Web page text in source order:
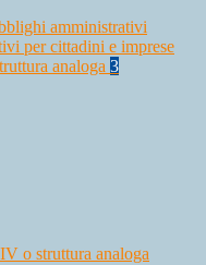
amministrativi
per cittadini e imprese
analoga 3
o struttura analoga